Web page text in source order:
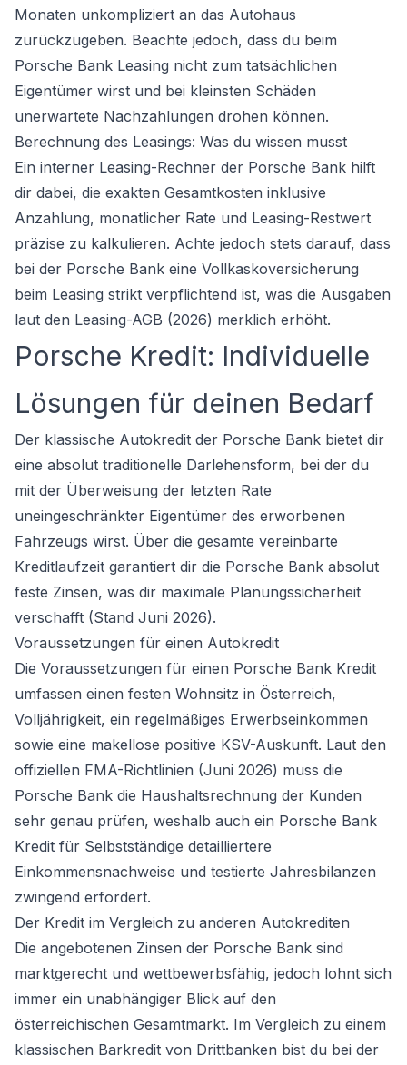
Monaten unkompliziert an das Autohaus
zurückzugeben. Beachte jedoch, dass du beim
Porsche Bank Leasing nicht zum tatsächlichen
Eigentümer wirst und bei kleinsten Schäden
unerwartete Nachzahlungen drohen können.
Berechnung des Leasings: Was du wissen musst
Ein interner Leasing-Rechner der Porsche Bank hilft
dir dabei, die exakten Gesamtkosten inklusive
Anzahlung, monatlicher Rate und Leasing-Restwert
präzise zu kalkulieren. Achte jedoch stets darauf, dass
bei der Porsche Bank eine Vollkaskoversicherung
beim Leasing strikt verpflichtend ist, was die Ausgaben
laut den Leasing-AGB (2026) merklich erhöht.
Porsche Kredit: Individuelle
Lösungen für deinen Bedarf
Der klassische Autokredit der Porsche Bank bietet dir
eine absolut traditionelle Darlehensform, bei der du
mit der Überweisung der letzten Rate
uneingeschränkter Eigentümer des erworbenen
Fahrzeugs wirst. Über die gesamte vereinbarte
Kreditlaufzeit garantiert dir die Porsche Bank absolut
feste Zinsen, was dir maximale Planungssicherheit
verschafft (Stand Juni 2026).
Voraussetzungen für einen Autokredit
Die Voraussetzungen für einen Porsche Bank Kredit
umfassen einen festen Wohnsitz in Österreich,
Volljährigkeit, ein regelmäßiges Erwerbseinkommen
sowie eine makellose positive KSV-Auskunft. Laut den
offiziellen FMA-Richtlinien (Juni 2026) muss die
Porsche Bank die Haushaltsrechnung der Kunden
sehr genau prüfen, weshalb auch ein Porsche Bank
Kredit für Selbstständige detailliertere
Einkommensnachweise und testierte Jahresbilanzen
zwingend erfordert.
Der Kredit im Vergleich zu anderen Autokrediten
Die angebotenen Zinsen der Porsche Bank sind
marktgerecht und wettbewerbsfähig, jedoch lohnt sich
immer ein unabhängiger Blick auf den
österreichischen Gesamtmarkt. Im Vergleich zu einem
klassischen Barkredit von Drittbanken bist du bei der